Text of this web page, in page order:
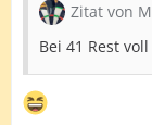
Zitat von
Bei 41 Rest